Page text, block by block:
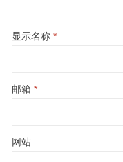
显示名称 *
邮箱 *
网站